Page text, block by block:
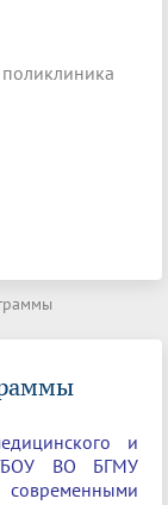
поликлиника
и
ВО БГМУ
современными